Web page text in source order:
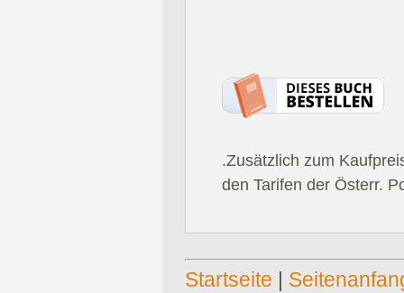
.Zusätzlich zum
den Tarifen der Österr.
Startseite |